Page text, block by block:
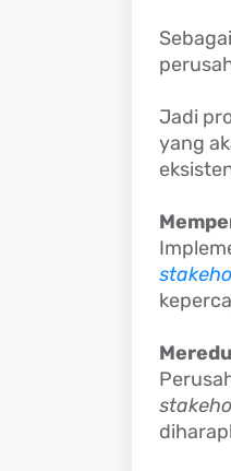
Jadi
yang